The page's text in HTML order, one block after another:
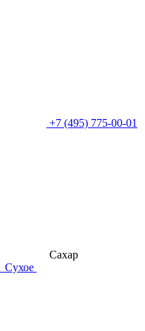
+7 (495) 775-00-01
Сахар
Сухое